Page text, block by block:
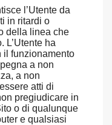
l’Utente da
in ritardi o
della linea che
L’Utente ha
il funzionamento
a non
a non
atti di
pregiudicare in
o di qualunque
e qualsiasi